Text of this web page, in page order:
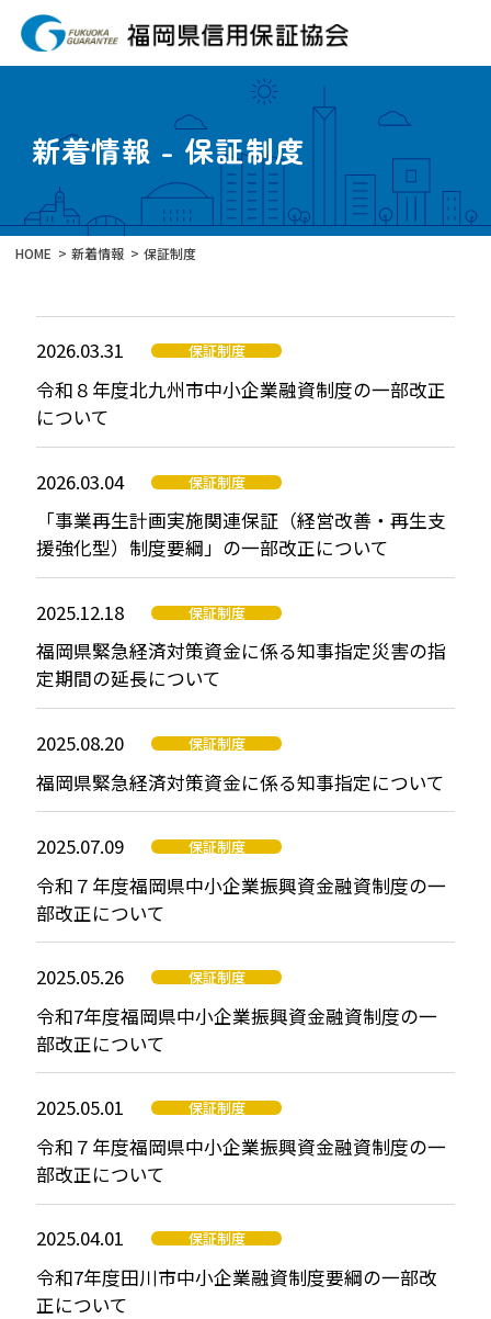
新着情報 - 保証制度
HOME 新着情報 保証制度
2026.03.31 保証制度
令和８年度北九州市中小企業融資制度の一部改正
について
2026.03.04 保証制度
「事業再生計画実施関連保証（経営改善・再生支
援強化型）制度要綱」の一部改正について
2025.12.18 保証制度
福岡県緊急経済対策資金に係る知事指定災害の指
定期間の延長について
2025.08.20 保証制度
福岡県緊急経済対策資金に係る知事指定について
2025.07.09 保証制度
令和７年度福岡県中小企業振興資金融資制度の一
部改正について
2025.05.26 保証制度
令和7年度福岡県中小企業振興資金融資制度の一
部改正について
2025.05.01 保証制度
令和７年度福岡県中小企業振興資金融資制度の一
部改正について
2025.04.01 保証制度
令和7年度田川市中小企業融資制度要綱の一部改
正について